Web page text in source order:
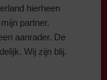
hierheen
partner.
aanrader. De
Wij zijn blij.